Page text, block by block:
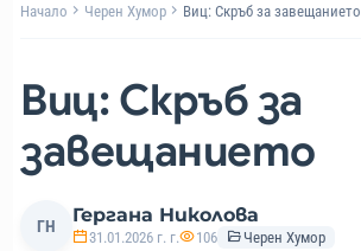
Начало Черен Хумор Виц: Скръб за завещанието
Виц: Скръб за
завещанието
ГН Гергана Николова
31.01.2026 г. г. 106 Черен Хумор